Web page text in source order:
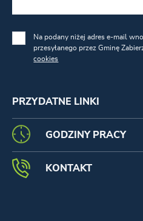
PRZYDATNE LINKI
Na podany niżej adres e-mail
przesyłanego przez Gminę
cookies
GODZINY PRACY
KONTAKT